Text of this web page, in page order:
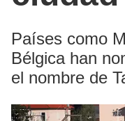
Países como
Bélgica han
el nombre de